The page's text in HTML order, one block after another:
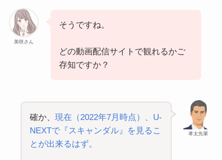
美咲さん
そうですね。
どの動画配信サイトで観れるかご
存知ですか？
孝太先輩
確か、 現在（2022年7月時点）、U-
NEXTで『スキャンダル』を見るこ
とが出来るはず。